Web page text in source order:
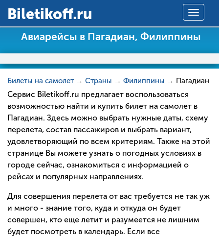
Toggle
Вiletikoff.ru
Авиарейсы в Пагадиан, Филиппины
Билеты на самолет → Страны → Филиппины → Пагадиан
Сервис Biletikoff.ru предлагает воспользоваться
возможностью найти и купить билет на самолет в
Пагадиан. Здесь можно выбрать нужные даты, схему
перелета, состав пассажиров и выбрать вариант,
удовлетворяющий по всем критериям. Также на этой
странице Вы можете узнать о погодных условиях в
городе сейчас, ознакомиться с информацией о
рейсах и популярных направлениях.
Для совершения перелета от вас требуется не так уж
и много - знание того, куда и откуда он будет
совершен, кто еще летит и разумеется не лишним
будет посмотреть в календарь. Если все